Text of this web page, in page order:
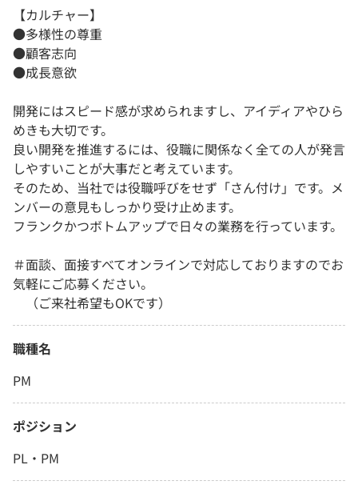
【カルチャー】
●多様性の尊重
●顧客志向
●成長意欲
開発にはスピード感が求められますし、アイディアやひら
めきも大切です。
良い開発を推進するには、役職に関係なく全ての人が発言
しやすいことが大事だと考えています。
そのため、当社では役職呼びをせず「さん付け」です。メ
ンバーの意見もしっかり受け止めます。
フランクかつボトムアップで日々の業務を行っています。
＃面談、面接すべてオンラインで対応しておりますのでお
気軽にご応募ください。
（ご来社希望もOKです）
職種名
PM
ポジション
PL・PM